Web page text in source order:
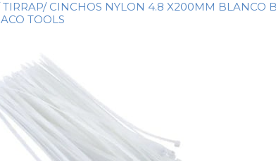
CINCHOS NYLON 4.8 X200MM BLANCO
TOOLS